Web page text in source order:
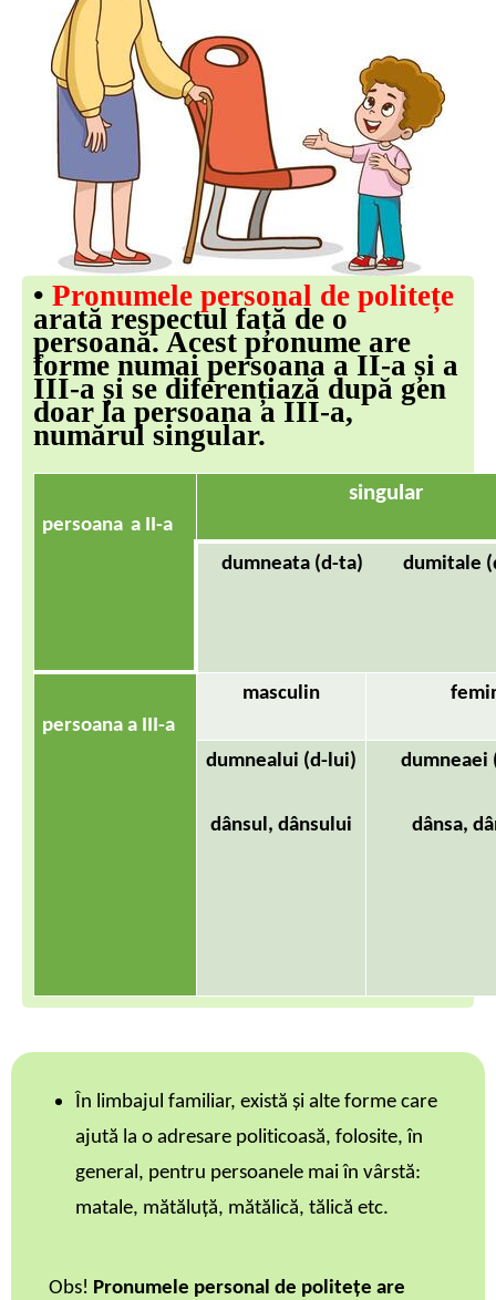
• Pronumele personal de politețe
arată respectul față de o
persoană. Acest pronume are
forme numai persoana a II-a și a
III-a și se diferențiază după gen
doar la persoana a III-a,
numărul singular.
persoana a II-a
singular
dumneata (d-ta) dumitale
persoana a III-a
masculin
dumnealui (d-lui)
dânsul, dânsului
dumneaei
dânsa,
În limbajul familiar, există și alte forme care
ajută la o adresare politicoasă, folosite, în
general, pentru persoanele mai în vârstă:
matale, mătăluță, mătălică, tălică etc.
Obs! Pronumele personal de politețe are